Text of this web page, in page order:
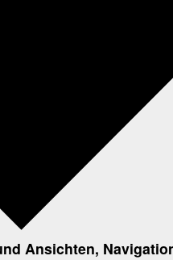
Ansichten,